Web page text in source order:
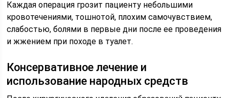
Каждая операция грозит пациенту небольшими
кровотечениями, тошнотой, плохим самочувствием,
слабостью, болями в первые дни после ее проведения
и жжением при походе в туалет.
Консервативное лечение и
использование народных средств